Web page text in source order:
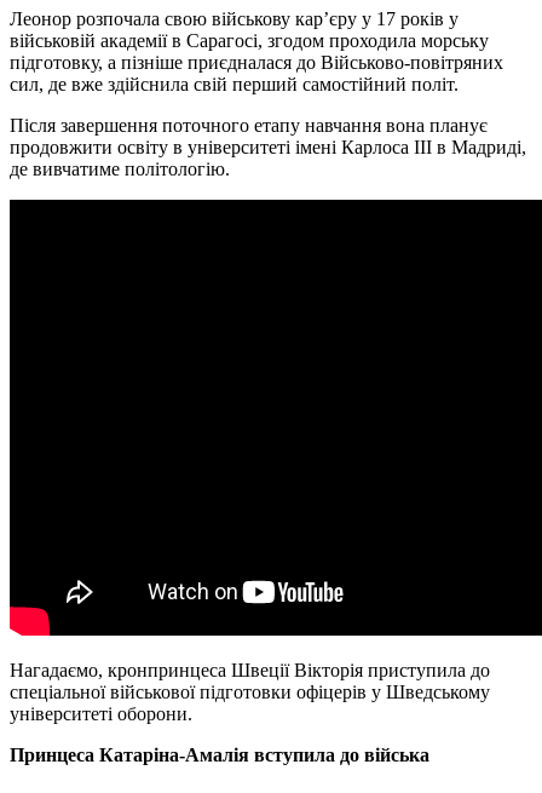
Леонор розпочала свою військову кар’єру у 17 років у
військовій академії в Сарагосі, згодом проходила морську
підготовку, а пізніше приєдналася до Військово-повітряних
сил, де вже здійснила свій перший самостійний політ.
Після завершення поточного етапу навчання вона планує
продовжити освіту в університеті імені Карлоса III в Мадриді,
де вивчатиме політологію.
Нагадаємо, кронпринцеса Швеції Вікторія приступила до
спеціальної військової підготовки офіцерів у Шведському
університеті оборони.
Принцеса Катаріна-Амалія вступила до війська